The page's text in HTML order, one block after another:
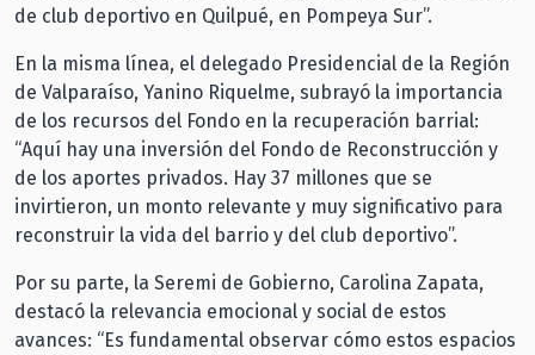
de club deportivo en Quilpué, en Pompeya Sur”.
En la misma línea, el delegado Presidencial de la Región
de Valparaíso, Yanino Riquelme, subrayó la importancia
de los recursos del Fondo en la recuperación barrial:
“Aquí hay una inversión del Fondo de Reconstrucción y
de los aportes privados. Hay 37 millones que se
invirtieron, un monto relevante y muy significativo para
reconstruir la vida del barrio y del club deportivo”.
Por su parte, la Seremi de Gobierno, Carolina Zapata,
destacó la relevancia emocional y social de estos
avances: “Es fundamental observar cómo estos espacios